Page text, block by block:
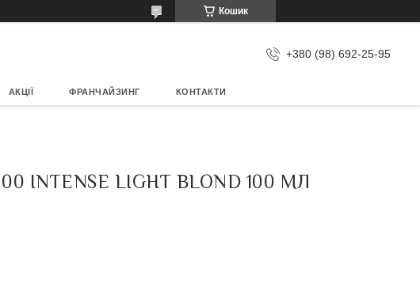
Кошик
+380 (98) 692-25-95
АКЦІЇ ФРАНЧАЙЗИНГ КОНТАКТИ
INTENSE LIGHT BLOND 100 МЛ